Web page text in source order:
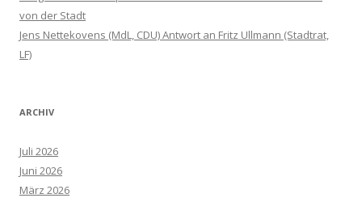
von der Stadt
Jens Nettekovens (MdL, CDU) Antwort an Fritz Ullmann (Stadtrat,
LF)
ARCHIV
Juli 2026
Juni 2026
März 2026